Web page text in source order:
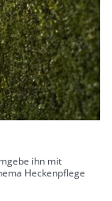
ihn mit
Heckenpflege